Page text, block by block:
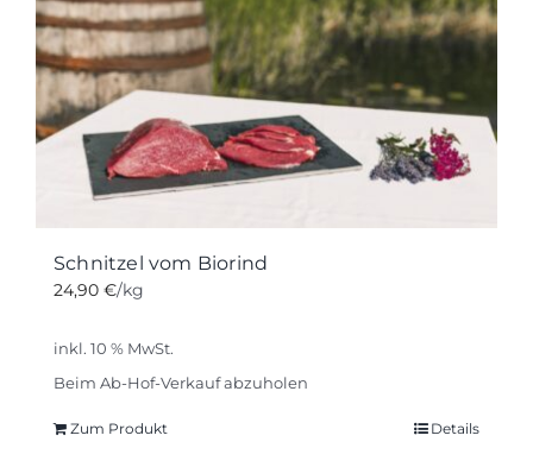
Schnitzel vom Biorind
24,90 €/kg
inkl. 10 % MwSt.
Beim Ab-Hof-Verkauf abzuholen
Zum Produkt Details